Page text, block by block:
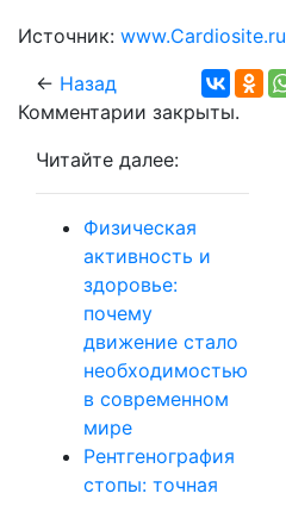
Источник: www.Cardiosite.ru
← Назад
Комментарии закрыты.
Читайте далее:
Физическая
активность и
здоровье:
почему
движение стало
необходимостью
в современном
мире
Рентгенография
стопы: точная